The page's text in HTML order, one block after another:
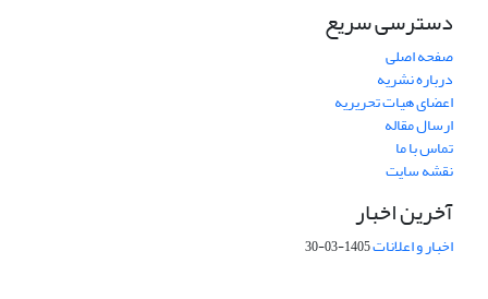
دسترسی سریع
صفحه اصلی
درباره نشریه
اعضای هیات تحریریه
ارسال مقاله
تماس با ما
نقشه سایت
آخرین اخبار
اخبار و اعلانات1405-03-30